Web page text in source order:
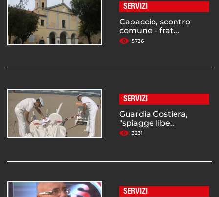
SERVIZI
Capaccio, scontro
comune - frat...
5736
SERVIZI
Guardia Costiera,
"spiagge libe...
3231
SERVIZI